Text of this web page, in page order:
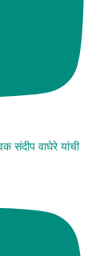
संदीप वाघेरे यांची